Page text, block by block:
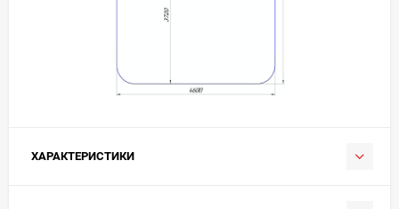
ХАРАКТЕРИСТИКИ